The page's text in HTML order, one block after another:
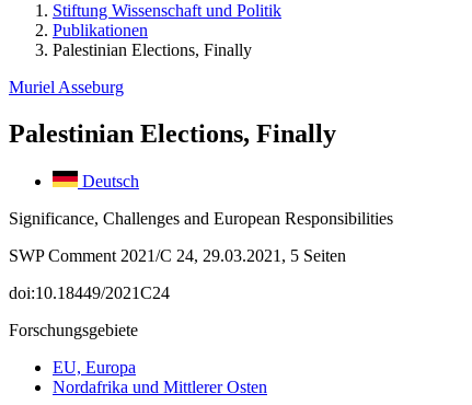
Stiftung Wissenschaft und Politik
Publikationen
Palestinian Elections, Finally
Muriel Asseburg
Palestinian Elections, Finally
Deutsch
Significance, Challenges and European Responsibilities
SWP Comment 2021/C 24, 29.03.2021, 5 Seiten
doi:10.18449/2021C24
Forschungsgebiete
EU, Europa
Nordafrika und Mittlerer Osten